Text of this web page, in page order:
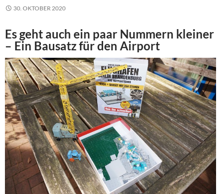
30. OKTOBER 2020
Es geht auch ein paar Nummern kleiner
– Ein Bausatz für den Airport